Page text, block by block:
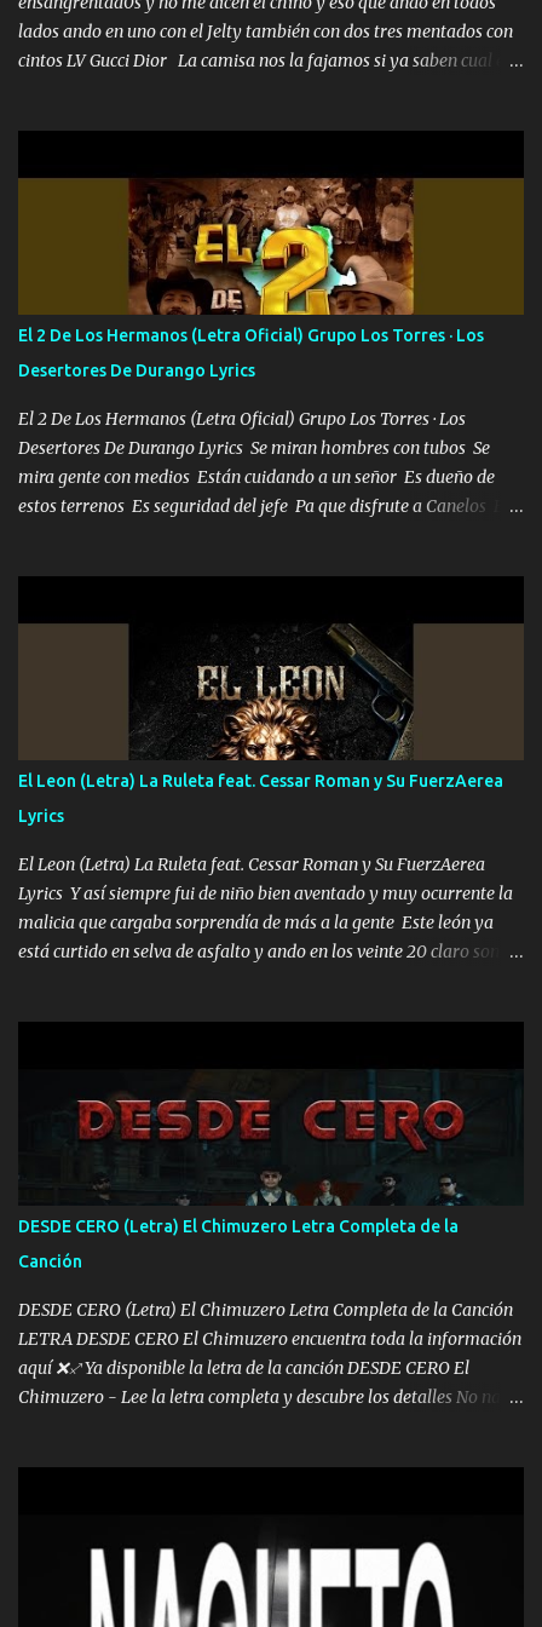
lados ando en uno con el Jelty también con dos tres mentados con
cintos LV Gucci Dior La camisa nos la fajamos si ya saben cual es
estándares 110 mil records de pistas no me falta mucho para
verme en las revistas Ya pasé Italia Japón Madrid Milán y también
Francia ropa de 100.000 bolas Louis vuitton es mi fragancia
repleta de presidentes la bolsa estoy en mi pic si no se han dado
cuenta chequeen gráficas del kitch
El 2 De Los Hermanos (Letra Oficial) Grupo Los Torres · Los
Desertores De Durango Lyrics
El 2 De Los Hermanos (Letra Oficial) Grupo Los Torres · Los
Desertores De Durango Lyrics Se miran hombres con tubos Se
mira gente con medios Están cuidando a un señor Es dueño de
estos terrenos Es seguridad del jefe Pa que disfrute a Canelos Es
ni tampoco las mujeres porque es platica de grandes por eso hay
que estar alegres doy las instrucciones para atender los deberes
Música Si es que salta algún problema de confianza tengo gente
ahí está el Hombre Cuarenta y también Pariente 7 arreglan
cualquier problema no más es cuestión que ordené NOS HACE
FALTA UN HERMANO DE CLAVE ERA EL 24 SIEMPRE FUE UN
HOMBRE VALIENTE POR ALGO M'URIÓ PELEAND0 SIEMPRE
VIO POR LA FAMILIA PARA QUE SIGA EL LEGADO Es el DOS de
los HERMANOS un cerebro inteligente y com...
El Leon (Letra) La Ruleta feat. Cessar Roman y Su FuerzAerea
Lyrics
El Leon (Letra) La Ruleta feat. Cessar Roman y Su FuerzAerea
Lyrics Y así siempre fui de niño bien aventado y muy ocurrente la
malicia que cargaba sorprendía de más a la gente Este león ya
está curtido en selva de asfalto y ando en los veinte 20 claro son
pa más pues hay charola les voy a dar hasta topar pues no hay de
otra Música Surcando bien mi camino voy por mi línea no veo a
los lados aquel que no corre vuela no se me duerm voy chicoteado
Ya pasé varias hazañas ya tienen rato que me agarran el colmillo
de este León los estatales no sé esperaron Al tiro esta la PrimiZa
también la nueve que cargo al lado doy la mano al que su amigo y
al traicionero damos pa abajo Y No me paran aquí hay pa más
pues hay charola les voy a dar hasta topar pues no hay de otra...
DESDE CERO (Letra) El Chimuzero Letra Completa de la
Canción
DESDE CERO (Letra) El Chimuzero Letra Completa de la Canción
LETRA DESDE CERO El Chimuzero encuentra toda la información
aquí ❌♐ Ya disponible la letra de la canción DESDE CERO El
Chimuzero - Lee la letra completa y descubre los detalles No nací
❌ www.elnorteduro.com ❌ Yo No limito los Sueños , si no existe
Uno pues Hallamos Modos , Si me caigo me Levanto, Aprendo Del
Error Y me sacudo El Lodo ❌ www.elnorteduro.com ❌ El Dinero